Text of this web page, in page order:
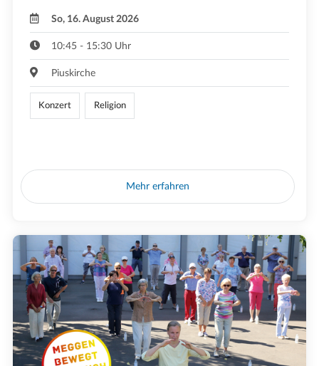
So, 16. August 2026
10:45 - 15:30 Uhr
Piuskirche
Konzert Religion
Mehr erfahren